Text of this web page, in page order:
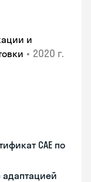
и
• 2020 г.
CAE по
адаптацией